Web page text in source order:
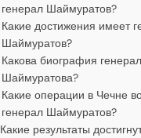
генерал Шаймуратов?
Какие достижения имеет
Шаймуратов?
Какова биография
Шаймуратова?
Какие операции в Чечне
генерал Шаймуратов?
Какие результаты